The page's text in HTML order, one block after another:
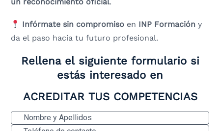
Infórmate sin compromiso en INP Formación y
da el paso hacia tu futuro profesional.
Rellena el siguiente formulario si
estás interesado en
ACREDITAR TUS COMPETENCIAS